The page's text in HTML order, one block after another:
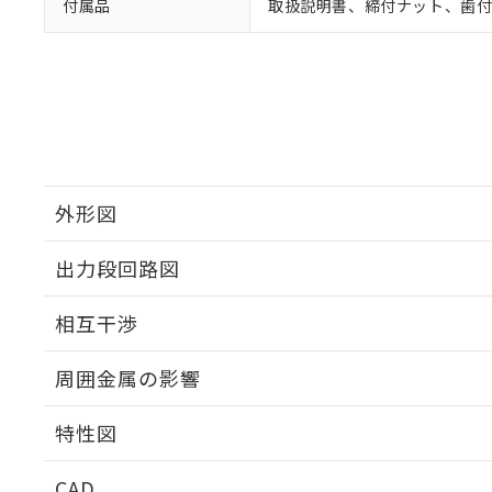
付属品 取扱説明書、締付ナット、歯
外形図
出力段回路図
相互干渉
周囲金属の影響
特性図